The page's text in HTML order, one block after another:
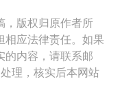
，版权归原作者所
相应法律责任。如果
的内容，请联系邮
理，核实后本网站